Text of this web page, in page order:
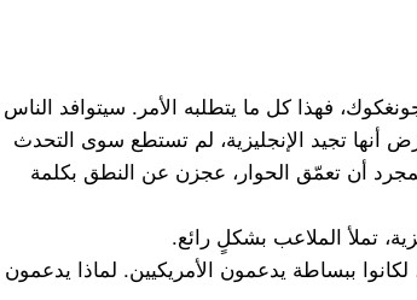
فهذا كل ما يتطلبه الأمر. سيتوافد الناس
أنها تجيد الإنجليزية، لم تستطع سوى التحدث
أن تعمّق الحوار، عجزن عن النطق بكلمة
تملأ الملاعب بشكلٍ رائع.
لكانوا ببساطة يدعمون الأمريكيين. لماذا يدعمون